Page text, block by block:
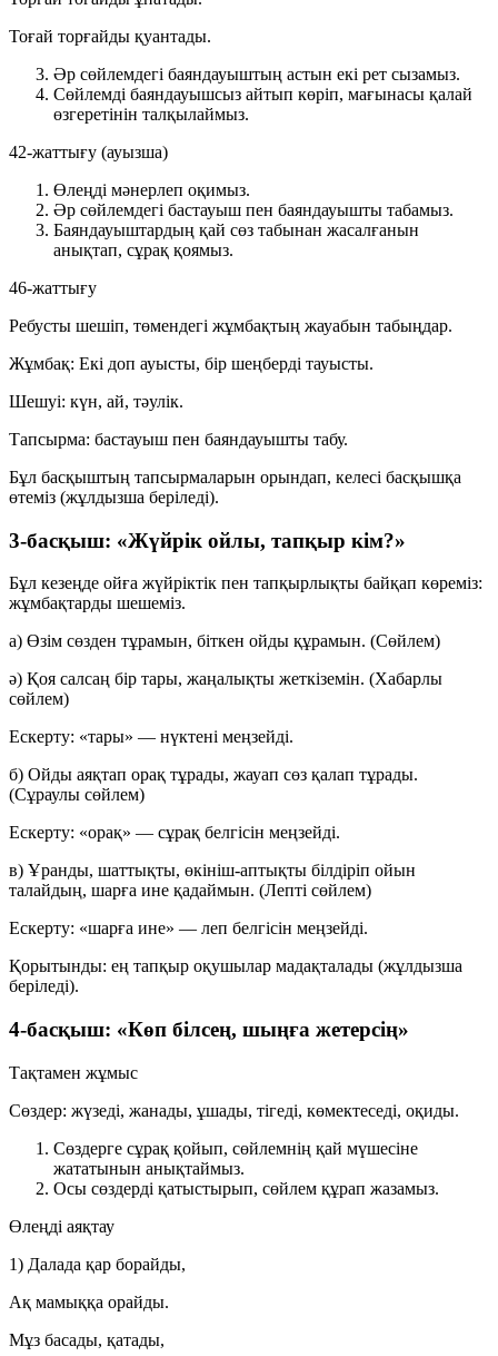
Тоғай торғайды қуантады.
Әр сөйлемдегі баяндауыштың астын екі рет сызамыз.
Сөйлемді баяндауышсыз айтып көріп, мағынасы қалай
өзгеретінін талқылаймыз.
42-жаттығу (ауызша)
Өлеңді мәнерлеп оқимыз.
Әр сөйлемдегі бастауыш пен баяндауышты табамыз.
Баяндауыштардың қай сөз табынан жасалғанын
анықтап, сұрақ қоямыз.
46-жаттығу
Ребусты шешіп, төмендегі жұмбақтың жауабын табыңдар.
Жұмбақ: Екі доп ауысты, бір шеңберді тауысты.
Шешуі: күн, ай, тәулік.
Тапсырма: бастауыш пен баяндауышты табу.
Бұл басқыштың тапсырмаларын орындап, келесі басқышқа
өтеміз (жұлдызша беріледі).
3-басқыш: «Жүйрік ойлы, тапқыр кім?»
Бұл кезеңде ойға жүйріктік пен тапқырлықты байқап көреміз:
жұмбақтарды шешеміз.
а) Өзім сөзден тұрамын, біткен ойды құрамын. (Сөйлем)
ә) Қоя салсаң бір тары, жаңалықты жеткіземін. (Хабарлы
сөйлем)
Ескерту: «тары» — нүктені меңзейді.
б) Ойды аяқтап орақ тұрады, жауап сөз қалап тұрады.
(Сұраулы сөйлем)
Ескерту: «орақ» — сұрақ белгісін меңзейді.
в) Ұранды, шаттықты, өкініш-аптықты білдіріп ойын
талайдың, шарға ине қадаймын. (Лепті сөйлем)
Ескерту: «шарға ине» — леп белгісін меңзейді.
Қорытынды: ең тапқыр оқушылар мадақталады (жұлдызша
беріледі).
4-басқыш: «Көп білсең, шыңға жетерсің»
Тақтамен жұмыс
Сөздер: жүзеді, жанады, ұшады, тігеді, көмектеседі, оқиды.
Сөздерге сұрақ қойып, сөйлемнің қай мүшесіне
жататынын анықтаймыз.
Осы сөздерді қатыстырып, сөйлем құрап жазамыз.
Өлеңді аяқтау
1) Далада қар борайды,
Ақ мамыққа орайды.
Мұз басады, қатады,